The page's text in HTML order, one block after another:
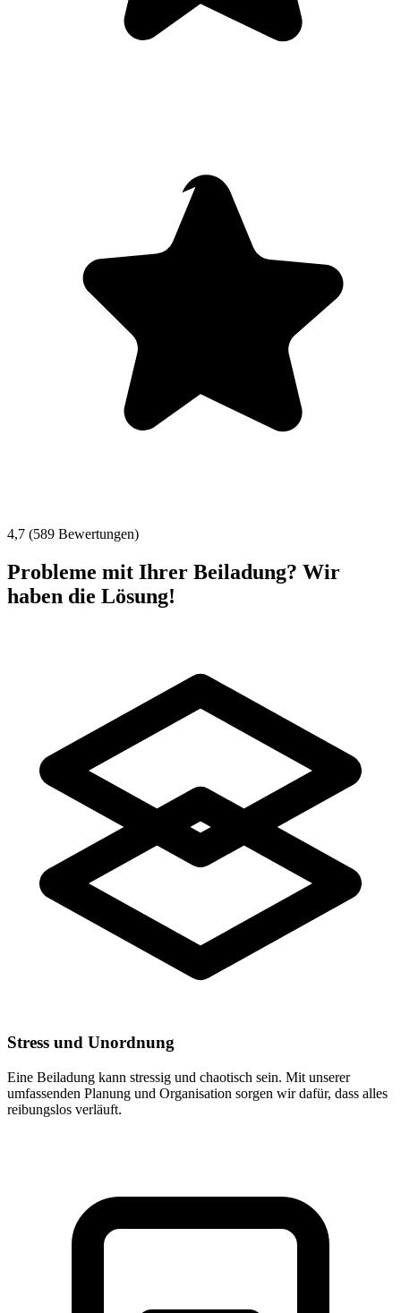
4,7 (589 Bewertungen)
Probleme mit Ihrer Beiladung? Wir
haben die Lösung!
Stress und Unordnung
Eine Beiladung kann stressig und chaotisch sein. Mit unserer
umfassenden Planung und Organisation sorgen wir dafür, dass alles
reibungslos verläuft.